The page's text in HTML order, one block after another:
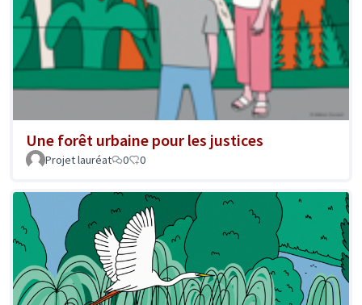
Une forêt urbaine pour les justices
Projet lauréat 0 0